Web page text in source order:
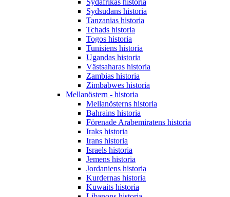
Sydafrikas historia
Sydsudans historia
Tanzanias historia
Tchads historia
Togos historia
Tunisiens historia
Ugandas historia
Västsaharas historia
Zambias historia
Zimbabwes historia
Mellanöstern - historia
Mellanösterns historia
Bahrains historia
Förenade Arabemiratens historia
Iraks historia
Irans historia
Israels historia
Jemens historia
Jordaniens historia
Kurdernas historia
Kuwaits historia